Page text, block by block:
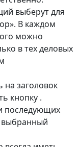
выберут для
В каждом
можно
в тех деловых
на заголовок
кнопку .
последующих
выбранный